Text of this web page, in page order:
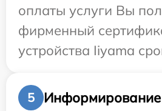
оплаты услуги Вы
фирменный
устройства Iiyama
5
Информирование